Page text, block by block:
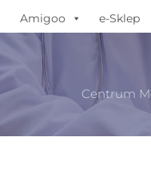
Amigoo e-Sklep
Centrum